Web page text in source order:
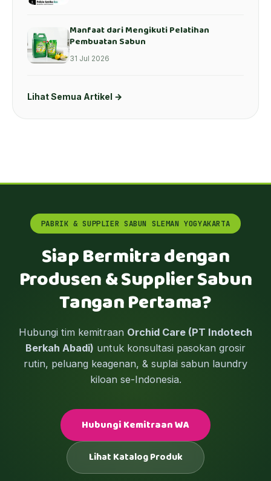
Manfaat dari Mengikuti Pelatihan
Pembuatan Sabun
31 Jul 2026
Lihat Semua Artikel →
PABRIK & SUPPLIER SABUN SLEMAN YOGYAKARTA
Siap Bermitra dengan
Produsen & Supplier Sabun
Tangan Pertama?
Hubungi tim kemitraan Orchid Care (PT Indotech
Berkah Abadi) untuk konsultasi pasokan grosir
rutin, peluang keagenan, & suplai sabun laundry
kiloan se-Indonesia.
Hubungi Kemitraan WA
Lihat Katalog Produk